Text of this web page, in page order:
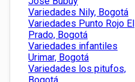
Variedades Nily, Bogotá
Variedades Punto Rojo El
Prado, Bogotá
Variedades infantiles
Urimar, Bogotá
Variedades los pitufos,